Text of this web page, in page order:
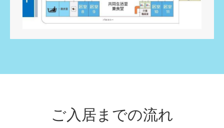
ご入居までの流れ